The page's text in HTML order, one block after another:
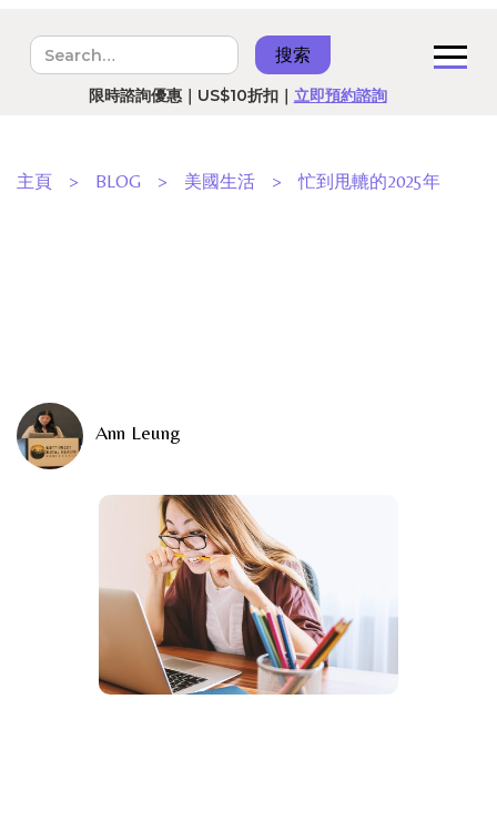
限時諮詢優惠｜US$10折扣｜ 立即預約諮詢
主頁 > BLOG > 美國生活 > 忙到甩轆的2025年
Ann Leung